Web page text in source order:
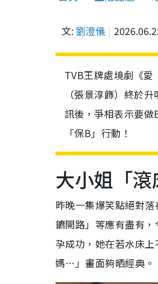
文: 劉澄儀
TVB王牌處境劇《
（張景淳飾）終於
訊後，爭相表示要
「保B」行動！
大小姐「
昨晚一集爆笑點絕對
鑣開路」等應有盡有
孕成功，她在若水床
媽…」畫面夠晒經典。